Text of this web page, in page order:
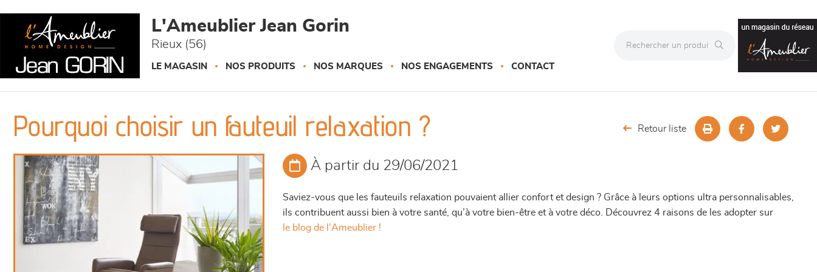
L'Ameublier Jean Gorin
Rieux (56)
LE MAGASIN NOS PRODUITS NOS MARQUES NOS ENGAGEMENTS CONTACT
Pourquoi choisir un fauteuil relaxation ? Retour liste
À partir du 29/06/2021
Saviez-vous que les fauteuils relaxation pouvaient allier confort et design ? Grâce à leurs options ultra personnalisables,
ils contribuent aussi bien à votre santé, qu’à votre bien-être et à votre déco. Découvrez 4 raisons de les adopter sur
le blog de l'Ameublier !